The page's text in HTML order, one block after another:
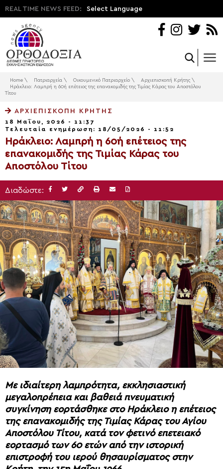
REAL TIME NEWS FEED: Select Language
Home \ Πατριαρχεία \ Οικουμενικό Πατριαρχείο \ Αρχιεπισκοπή Κρήτης \
Ηράκλειο: Λαμπρή η 60ή επέτειος της επανακομιδής της Τιμίας Κάρας του Αποστόλου
Τίτου
ΑΡΧΙΕΠΙΣΚΟΠΉ ΚΡΉΤΗΣ
18 Μαΐου, 2026 - 11:37
Τελευταία ενημέρωση: 18/05/2026 - 11:52
Ηράκλειο: Λαμπρή η 60ή επέτειος της
επανακομιδής της Τιμίας Κάρας του
Αποστόλου Τίτου
Διαδώστε:
Με ιδιαίτερη λαμπρότητα, εκκλησιαστική
μεγαλοπρέπεια και βαθειά πνευματική
συγκίνηση εορτάσθηκε στο Ηράκλειο η επέτειος
της επανακομιδής της Τιμίας Κάρας του Αγίου
Αποστόλου Τίτου, κατά τον φετινό επετειακό
εορτασμό των 60 ετών από την ιστορική
επιστροφή του ιερού θησαυρίσματος στην